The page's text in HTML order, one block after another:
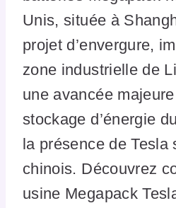
Unis, située à
projet d’envergure,
zone industrielle de
une avancée
stockage d’énergie
la présence de Tesla
chinois. Découvrez
usine Megapack